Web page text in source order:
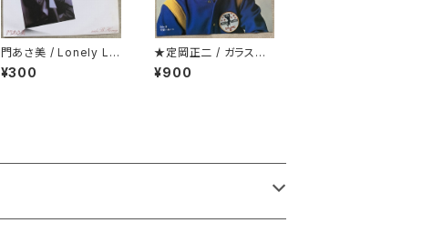
門あさ美 / Lonely Lo
nely Honey
¥300
★定岡正二 / ガラスの
微笑み
¥900